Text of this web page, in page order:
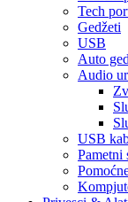
Tech
Gedžeti
USB
Auto
Audio
USB
Pametni